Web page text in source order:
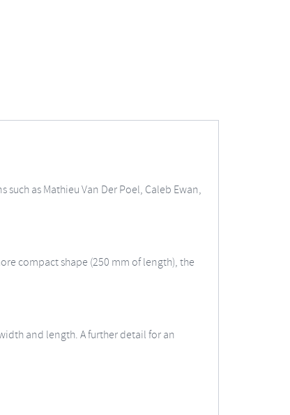
as Mathieu Van Der Poel, Caleb Ewan,
compact shape (250 mm of length), the
and length. A further detail for an